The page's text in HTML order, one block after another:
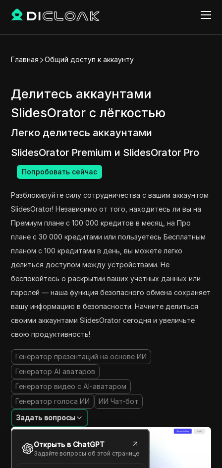
Главная Общий доступ к аккаунту
Делитесь аккаунтами
SlidesOrator с лёгкостью
Легко делитесь аккаунтами
SlidesOrator Premium и SlidesOrator Pro
Попробовать сейчас
Разблокируйте силу сотрудничества с вашим аккаунтом
SlidesOrator! Независимо от того, находитесь ли вы на
Премиум плане с 100 000 кредитов в месяц, на Про
плане с 30 000 кредитами или пользуетесь Бесплатным
планом с 100 кредитами в день, вы можете легко
делиться доступом между устройствами. Не
беспокойтесь о раскрытии ваших учетных данных или
паролей — наша функция безопасного обмена сохраняет
вашу информацию в безопасности. Начните делиться
своими аккаунтами SlidesOrator сегодня и увеличьте
свою продуктивность!
Генератор презентаций на основе ИИ
Генератор AI аватаров
Генератор видео с AI-аватаром
Генератор голоса ИИ
ИИ Чат-бот
Задать вопросы
Открыть в ChatGPT
Задайте вопросы об этой странице